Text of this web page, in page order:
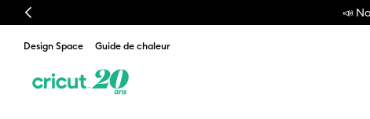
Previous 📣
Design Space Guide de chaleur